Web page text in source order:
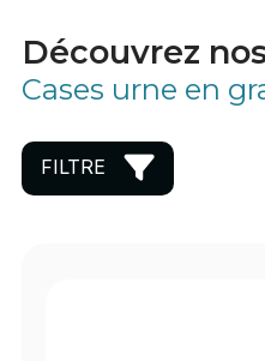
Découvrez
Cases urne en
FILTRE